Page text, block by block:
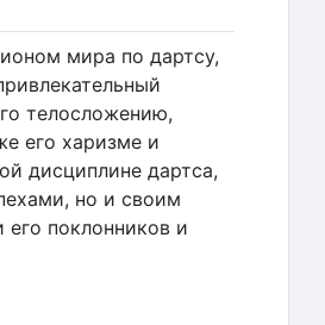
мира по дартсу,
телосложению,
его харизме и
дисциплине дартса,
но и своим
поклонников и